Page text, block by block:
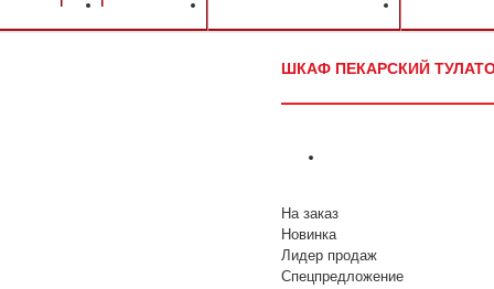
ШКАФ ПЕКАРСКИЙ
На заказ
Новинка
Лидер продаж
Спецпредложение